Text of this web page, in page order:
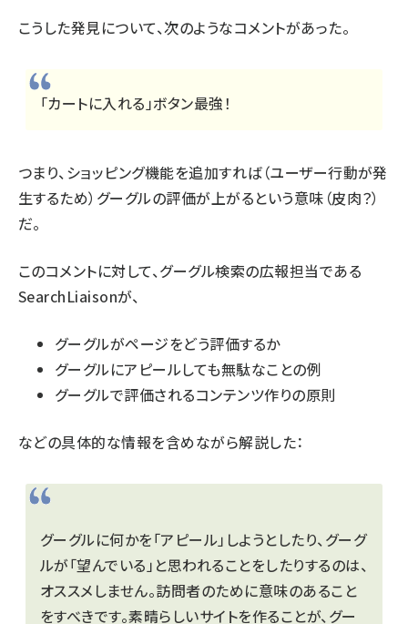
こうした発見について、次のようなコメントがあった。
「カートに入れる」ボタン最強！
つまり、ショッピング機能を追加すれば（ユーザー行動が発
生するため）グーグルの評価が上がるという意味（皮肉？）
だ。
このコメントに対して、グーグル検索の広報担当である
SearchLiaisonが、
グーグルがページをどう評価するか
グーグルにアピールしても無駄なことの例
グーグルで評価されるコンテンツ作りの原則
などの具体的な情報を含めながら解説した：
グーグルに何かを「アピール」しようとしたり、グーグ
ルが「望んでいる」と思われることをしたりするのは、
オススメしません。訪問者のために意味のあること
をすべきです。素晴らしいサイトを作ることが、グー